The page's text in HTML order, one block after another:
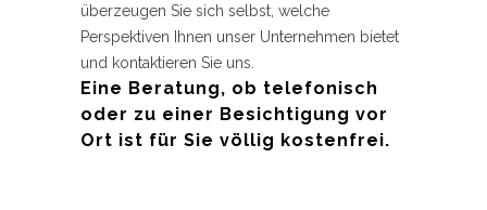
überzeugen Sie sich selbst, welche
Perspektiven Ihnen unser Unternehmen bietet
und kontaktieren Sie uns.
Eine Beratung, ob telefonisch
oder zu einer Besichtigung vor
Ort ist für Sie völlig kostenfrei.